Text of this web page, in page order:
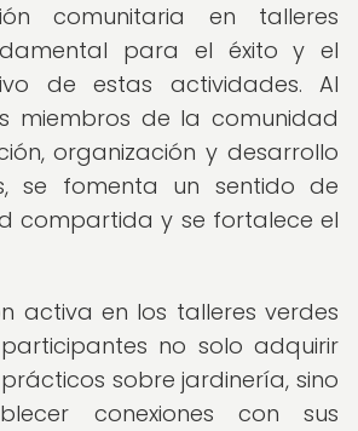
comunitaria en talleres
para el éxito y el
de estas actividades. Al
miembros de la comunidad
organización y desarrollo
se fomenta un sentido de
compartida y se fortalece el
activa en los talleres verdes
no solo adquirir
sobre jardinería, sino
conexiones con sus